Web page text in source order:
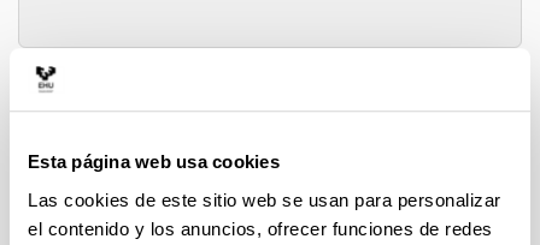
Esta página web usa cookies
Las cookies de este sitio web se usan para personalizar
el contenido y los anuncios, ofrecer funciones de redes
NUMAPS MenúAbrir/cerrar
Publicaciones (2020)